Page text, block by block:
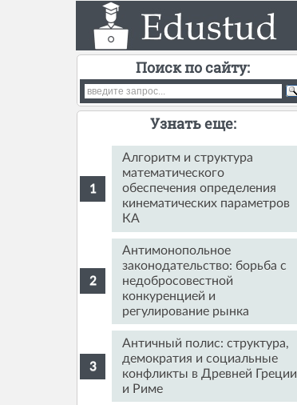
Поиск по сайту:
Узнать еще:
Алгоритм и структура
математического
обеспечения определения
кинематических параметров
КА
Антимонопольное
законодательство: борьба с
недобросовестной
конкуренцией и
регулирование рынка
Античный полис: структура,
демократия и социальные
конфликты в Древней Греции
и Риме